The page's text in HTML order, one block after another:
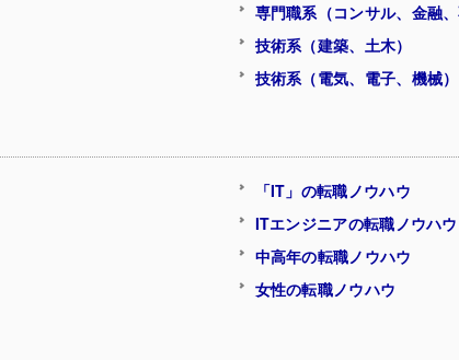
専門職系（コンサル、金融、
技術系（建築、土木）
技術系（電気、電子、機械）
「IT」の転職ノウハウ
ITエンジニアの転職ノウハウ
中高年の転職ノウハウ
女性の転職ノウハウ